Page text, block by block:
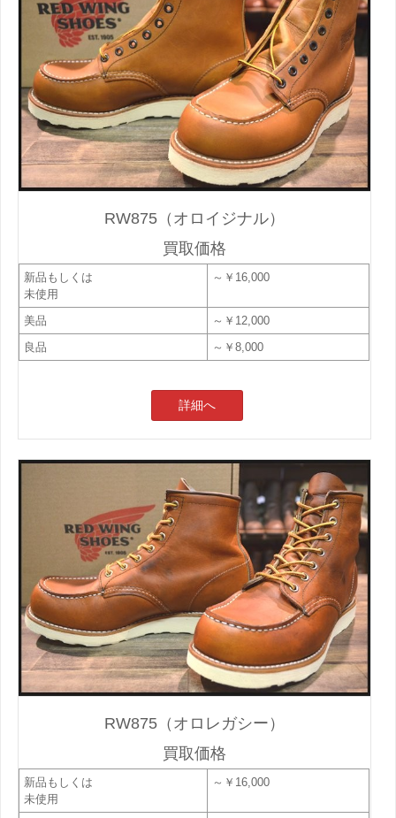
RW875（オロイジナル）
買取価格
新品もしくは
未使用
～￥16,000
美品
～￥12,000
良品
～￥8,000
詳細へ
RW875（オロレガシー）
買取価格
新品もしくは
未使用
～￥16,000